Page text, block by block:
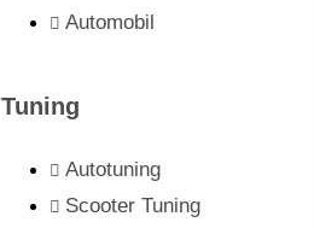
Automobil
Tuning
Autotuning
Scooter Tuning